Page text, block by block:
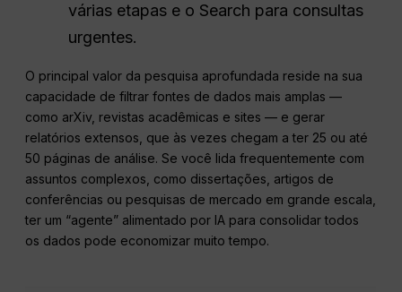
várias etapas e o Search para consultas
urgentes.
O principal valor da pesquisa aprofundada reside na sua
capacidade de filtrar fontes de dados mais amplas —
como arXiv, revistas acadêmicas e sites — e gerar
relatórios extensos, que às vezes chegam a ter 25 ou até
50 páginas de análise. Se você lida frequentemente com
assuntos complexos, como dissertações, artigos de
conferências ou pesquisas de mercado em grande escala,
ter um “agente” alimentado por IA para consolidar todos
os dados pode economizar muito tempo.